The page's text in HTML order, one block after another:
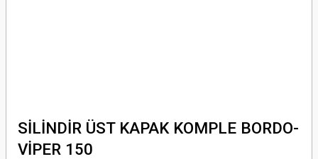
SİLİNDİR ÜST KAPAK KOMPLE BORDO-
VİPER 150